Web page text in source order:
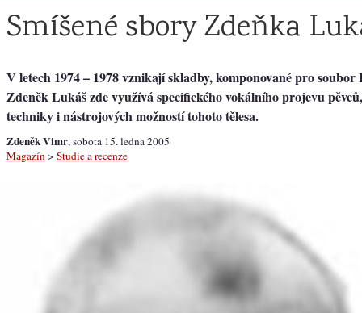
Smíšené sbory Zdeňka
V letech 1974 – 1978 vznikají skladby, komponované pro soubor
Zdeněk Lukáš zde využívá specifického vokálního projevu
techniky i nástrojových možností tohoto tělesa.
Zdeněk Vimr, sobota 15. ledna 2005
Magazín > Studie a recenze